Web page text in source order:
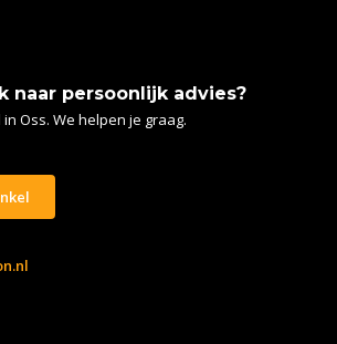
naar persoonlijk advies?
Oss. We helpen je graag.